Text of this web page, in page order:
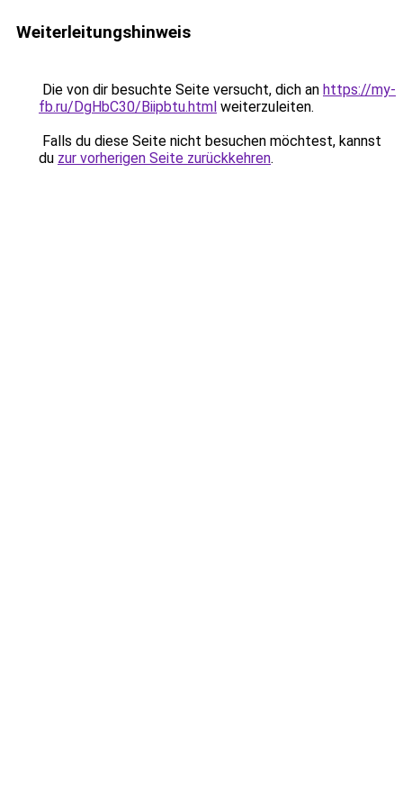
Weiterleitungshinweis
Die von dir besuchte Seite versucht, dich an https://my-
fb.ru/DgHbC30/Biipbtu.html weiterzuleiten.
Falls du diese Seite nicht besuchen möchtest, kannst
du zur vorherigen Seite zurückkehren.